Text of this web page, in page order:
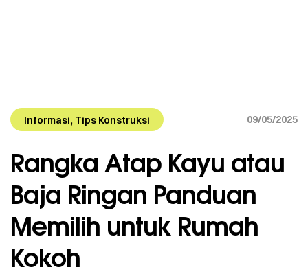
Informasi, Tips Konstruksi 09/05/2025
Rangka Atap Kayu atau
Baja Ringan Panduan
Memilih untuk Rumah
Kokoh